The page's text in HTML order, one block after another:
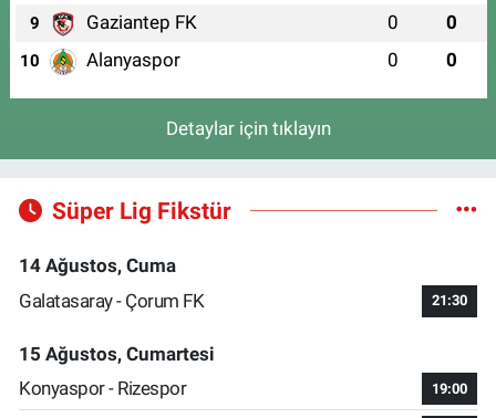
9 Gaziantep FK 0 0
10 Alanyaspor 0 0
Detaylar için tıklayın
Süper Lig Fikstür
14 Ağustos, Cuma
Galatasaray - Çorum FK
21:30
15 Ağustos, Cumartesi
Konyaspor - Rizespor
19:00